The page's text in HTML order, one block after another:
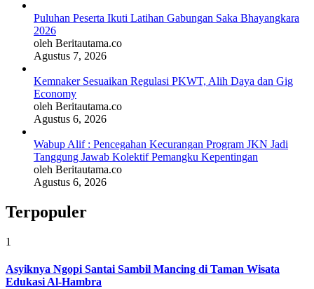
Puluhan Peserta Ikuti Latihan Gabungan Saka Bhayangkara
2026
oleh Beritautama.co
Agustus 7, 2026
Kemnaker Sesuaikan Regulasi PKWT, Alih Daya dan Gig
Economy
oleh Beritautama.co
Agustus 6, 2026
Wabup Alif : Pencegahan Kecurangan Program JKN Jadi
Tanggung Jawab Kolektif Pemangku Kepentingan
oleh Beritautama.co
Agustus 6, 2026
Terpopuler
1
Asyiknya Ngopi Santai Sambil Mancing di Taman Wisata
Edukasi Al-Hambra